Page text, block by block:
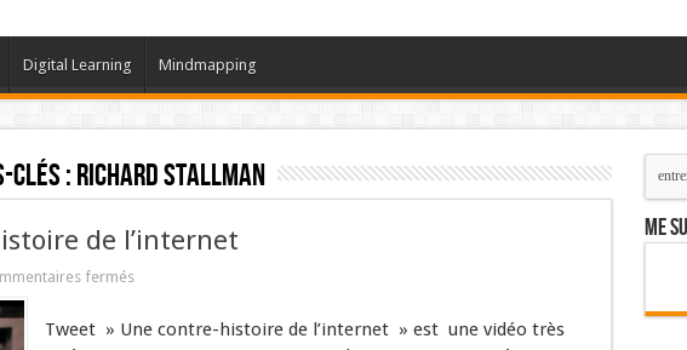
Digital Learning Mindmapping
clés :Richard Stallman
de l’internet
fermés
Tweet » Une contre-histoire de l’internet » est une vidéo très
Me